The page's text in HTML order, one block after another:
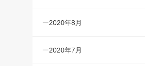
2020年8月
2020年7月